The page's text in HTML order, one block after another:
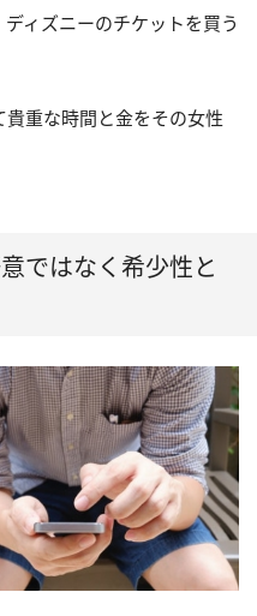
ィズニーのチケットを買う
重な時間と金をその女性
ではなく希少性と